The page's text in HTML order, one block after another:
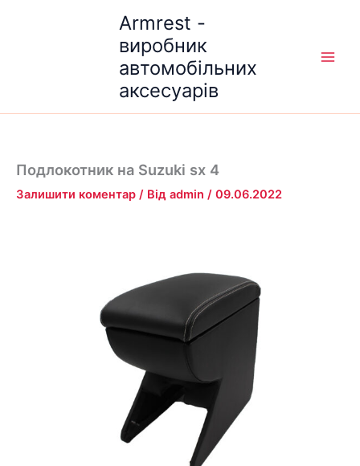
Armrest -
виробник
автомобільних
аксесуарів
Подлокотник на Suzuki sx 4
Залишити коментар / Від admin / 09.06.2022